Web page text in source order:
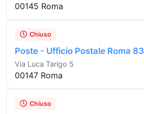
00145 Roma
Chiuso
Poste - Ufficio Postale Roma 83
Via Luca Tarigo 5
00147 Roma
Chiuso